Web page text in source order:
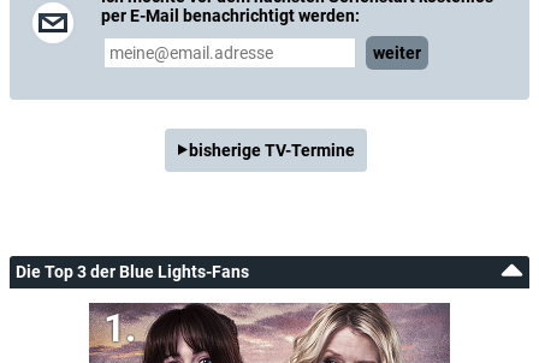
per E-Mail benachrichtigt werden:
weiter
bisherige TV-Termine
Die Top 3 der Blue Lights-Fans